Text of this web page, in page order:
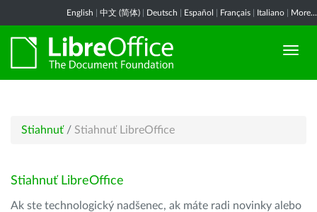
English 中文 (简体) Deutsch Español Français Italiano More...
Stiahnuť / Stiahnuť LibreOffice
Stiahnuť LibreOffice
Ak ste technologický nadšenec, ak máte radi novinky alebo